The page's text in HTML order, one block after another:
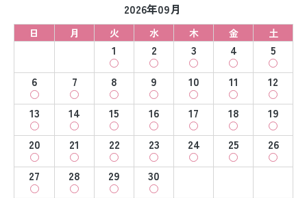
2026年09月
日 月 火 水 木 金 土
1 2 3 4
5
6
7 8 9 10 11
12
13
14 15 16 17 18
19
20
21 22 23 24 25
26
27
28 29 30